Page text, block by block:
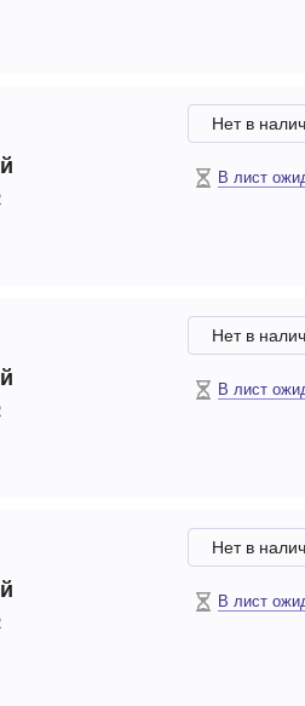
Нет в
В лист
Нет в
В лист
Нет в
В лист